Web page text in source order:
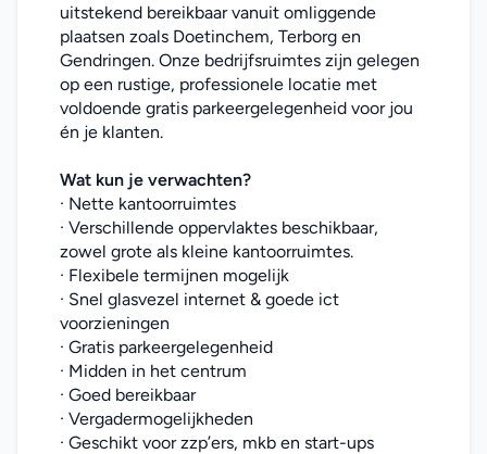
uitstekend bereikbaar vanuit omliggende
plaatsen zoals Doetinchem, Terborg en
Gendringen. Onze bedrijfsruimtes zijn gelegen
op een rustige, professionele locatie met
voldoende gratis parkeergelegenheid voor jou
én je klanten.
Wat kun je verwachten?
· Nette kantoorruimtes
· Verschillende oppervlaktes beschikbaar,
zowel grote als kleine kantoorruimtes.
· Flexibele termijnen mogelijk
· Snel glasvezel internet & goede ict
voorzieningen
· Gratis parkeergelegenheid
· Midden in het centrum
· Goed bereikbaar
· Vergadermogelijkheden
· Geschikt voor zzp’ers, mkb en start-ups